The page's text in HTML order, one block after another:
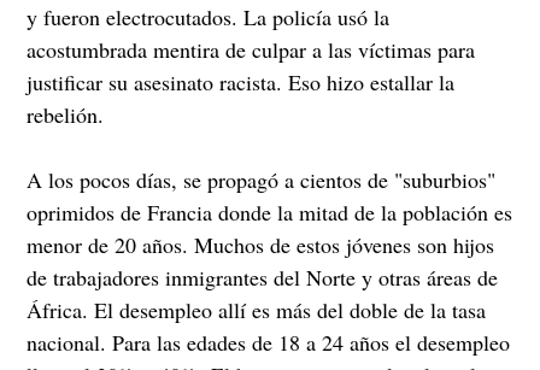
y fueron electrocutados. La policía usó la
acostumbrada mentira de culpar a las víctimas para
justificar su asesinato racista. Eso hizo estallar la
rebelión.
A los pocos días, se propagó a cientos de "suburbios"
oprimidos de Francia donde la mitad de la población es
menor de 20 años. Muchos de estos jóvenes son hijos
de trabajadores inmigrantes del Norte y otras áreas de
África. El desempleo allí es más del doble de la tasa
nacional. Para las edades de 18 a 24 años el desempleo